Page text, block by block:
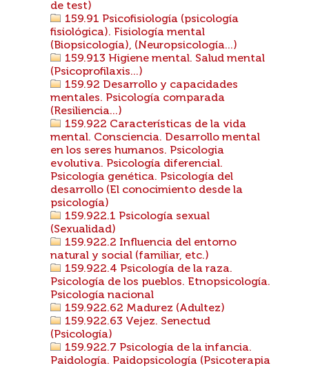
de test)
159.91 Psicofisiología (psicología
fisiológica). Fisiología mental
(Biopsicología), (Neuropsicología...)
159.913 Higiene mental. Salud mental
(Psicoprofilaxis...)
159.92 Desarrollo y capacidades
mentales. Psicología comparada
(Resiliencia...)
159.922 Características de la vida
mental. Consciencia. Desarrollo mental
en los seres humanos. Psicologia
evolutiva. Psicología diferencial.
Psicología genética. Psicología del
desarrollo (El conocimiento desde la
psicología)
159.922.1 Psicología sexual
(Sexualidad)
159.922.2 Influencia del entorno
natural y social (familiar, etc.)
159.922.4 Psicología de la raza.
Psicología de los pueblos. Etnopsicología.
Psicología nacional
159.922.62 Madurez (Adultez)
159.922.63 Vejez. Senectud
(Psicología)
159.922.7 Psicología de la infancia.
Paidología. Paidopsicología (Psicoterapia